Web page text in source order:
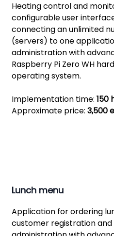
Heating control and
configurable user
connecting an unlimited
(servers) to one
administration with
Raspberry Pi Zero WH
operating system.
Implementation time: 150
Approximate price: 3,500
Lunch menu
Application for ordering
customer registration and